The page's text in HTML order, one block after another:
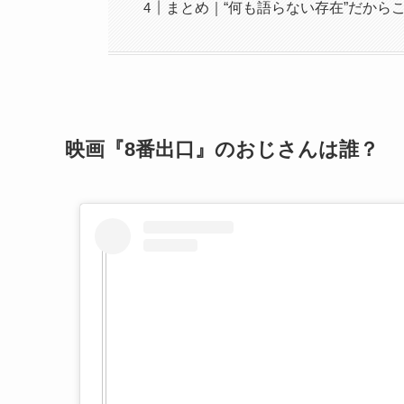
まとめ｜“何も語らない存在”だから
映画『8番出口』のおじさんは誰？